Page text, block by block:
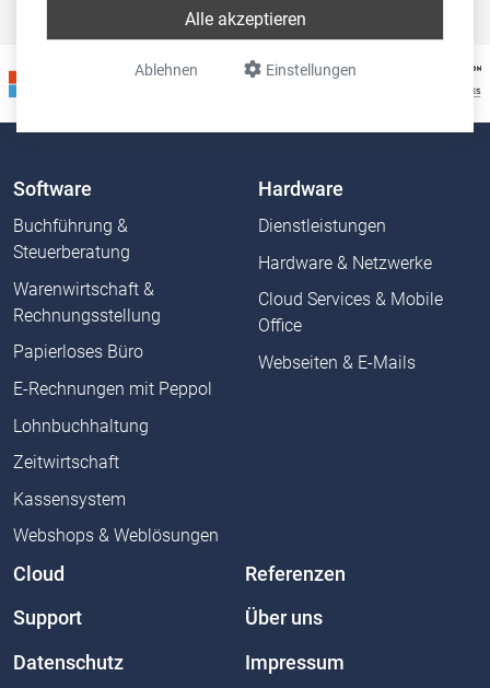
Einstellungen
Ablehnen
Alle akzeptieren
Software
Buchführung &
Steuerberatung
Warenwirtschaft &
Rechnungsstellung
Papierloses Büro
E-Rechnungen mit Peppol
Lohnbuchhaltung
Zeitwirtschaft
Kassensystem
Webshops & Weblösungen
Hardware
Dienstleistungen
Hardware & Netzwerke
Cloud Services & Mobile
Office
Webseiten & E-Mails
Cloud Referenzen
Support Über uns
Datenschutz Impressum